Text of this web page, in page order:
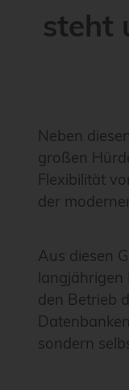
steht
Neben
großen
Flexibilität
der
Aus diesen
den Betrieb
sondern